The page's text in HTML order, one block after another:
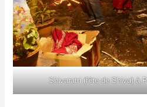
Shivaratri (fête de Shiva) à